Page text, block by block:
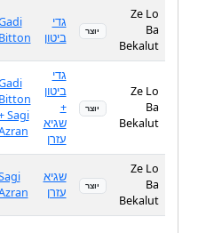
Bitton
גדי
ביטון
יוצר
Ze Lo
Ba
Bekalut
Bitton
Sagi
גדי
ביטון
+
שגיא
עזרן
יוצר
Ze Lo
Ba
Bekalut
שגיא
עזרן
יוצר
Ze Lo
Ba
Bekalut